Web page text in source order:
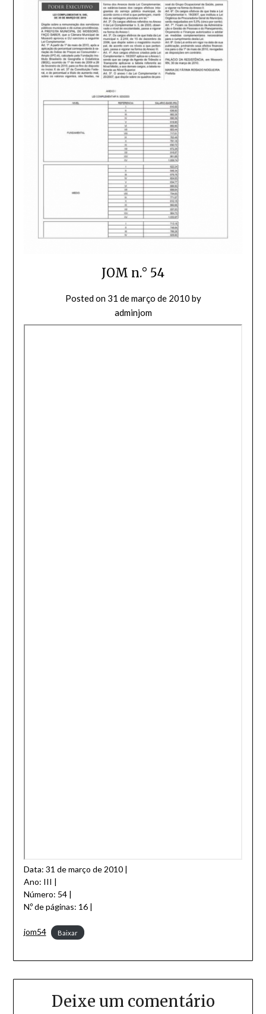
JOM n.° 54
Posted on 31 de março de 2010 by
adminjom
Data: 31 de março de 2010 |
Ano: III |
Número: 54 |
N.º de páginas: 16 |
jom54 Baixar
Deixe um comentário